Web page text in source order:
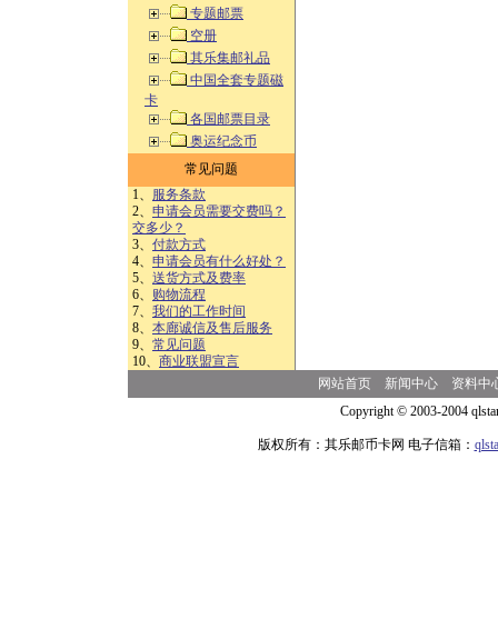
专题邮票
空册
其乐集邮礼品
中国全套专题磁
卡
各国邮票目录
奥运纪念币
常见问题
1、 服务条款
2、 申请会员需要交费吗？
交多少？
3、 付款方式
4、 申请会员有什么好处？
5、 送货方式及费率
6、 购物流程
7、 我们的工作时间
8、 本廊诚信及售后服务
9、 常见问题
10、 商业联盟宣言
网站首页 新闻中心
资料中
Copyright © 2003-2004
版权所有：其乐邮币卡网 电子信箱：